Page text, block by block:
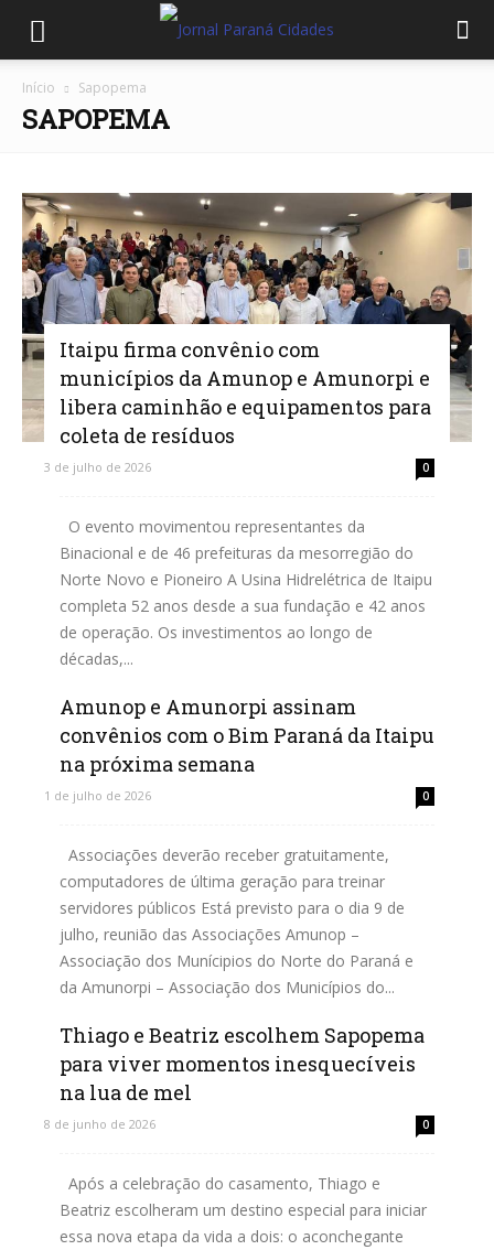
Início Sapopema
SAPOPEMA
Itaipu firma convênio com
municípios da Amunop e Amunorpi e
libera caminhão e equipamentos para
coleta de resíduos
3 de julho de 2026 0
O evento movimentou representantes da
Binacional e de 46 prefeituras da mesorregião do
Norte Novo e Pioneiro A Usina Hidrelétrica de Itaipu
completa 52 anos desde a sua fundação e 42 anos
de operação. Os investimentos ao longo de
décadas,...
Leia mais
Amunop e Amunorpi assinam
convênios com o Bim Paraná da Itaipu
na próxima semana
1 de julho de 2026 0
Associações deverão receber gratuitamente,
computadores de última geração para treinar
servidores públicos Está previsto para o dia 9 de
julho, reunião das Associações Amunop –
Associação dos Munícipios do Norte do Paraná e
da Amunorpi – Associação dos Municípios do...
Leia mais
Thiago e Beatriz escolhem Sapopema
para viver momentos inesquecíveis
na lua de mel
8 de junho de 2026 0
Após a celebração do casamento, Thiago e
Beatriz escolheram um destino especial para iniciar
essa nova etapa da vida a dois: o aconchegante